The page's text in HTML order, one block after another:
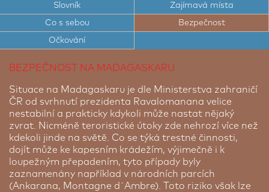
CESTOVNÍ DOKLADY A VÍZA NA MADAGASKAR
ELEKTRICKÉ ZÁSUVKY A INTERNET NA
POČASÍ NA MADAGASKARU
STRUČNÍ SLOVNÍK MALGAŠTINY
BEZPEČNOST NA MADAGASKARU
Slovník Zajímavá místa
Co s sebou Bezpečnost
Očkování
BEZPEČNOST NA MADAGASKARU
Situace na Madagaskaru je dle Ministerstva zahraničí
ČR od svrhnutí prezidenta Ravalomanana velice
nestabilní a prakticky kdykoli může nastat nějaký
zvrat. Nicméně teroristické útoky zde nehrozí více než
kdekoli jinde na světě. Co se týká trestné činnosti,
dojít může ke kapesním krádežím, výjimečně i k
loupežným přepadením, tyto případy byly
zaznamenány například v národních parcích
(Ankarana, Montagne d´Ambre). Toto riziko však lze